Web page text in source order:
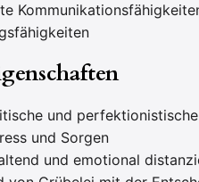
und
und Sorgen
und emotional